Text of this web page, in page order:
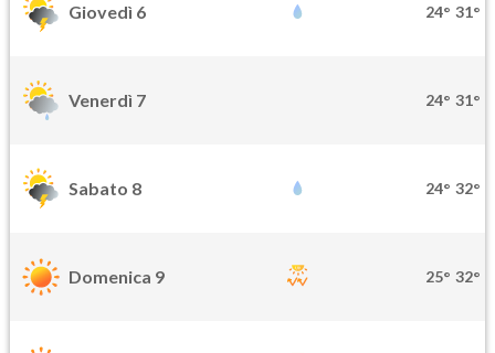
Giovedì 6 24° 31°
Venerdì 7 24° 31°
Sabato 8 24° 32°
Domenica 9 25° 32°